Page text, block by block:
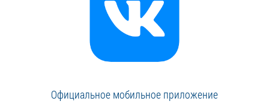
Официальное мобильное приложение